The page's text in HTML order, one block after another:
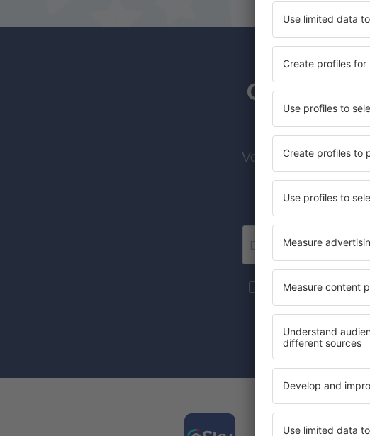
Os
Voos baratos, city
Mais viagens com
concorda que seus